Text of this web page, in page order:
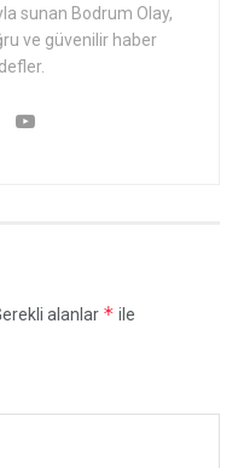
sunan Bodrum Olay,
ve güvenilir haber
alanlar * ile